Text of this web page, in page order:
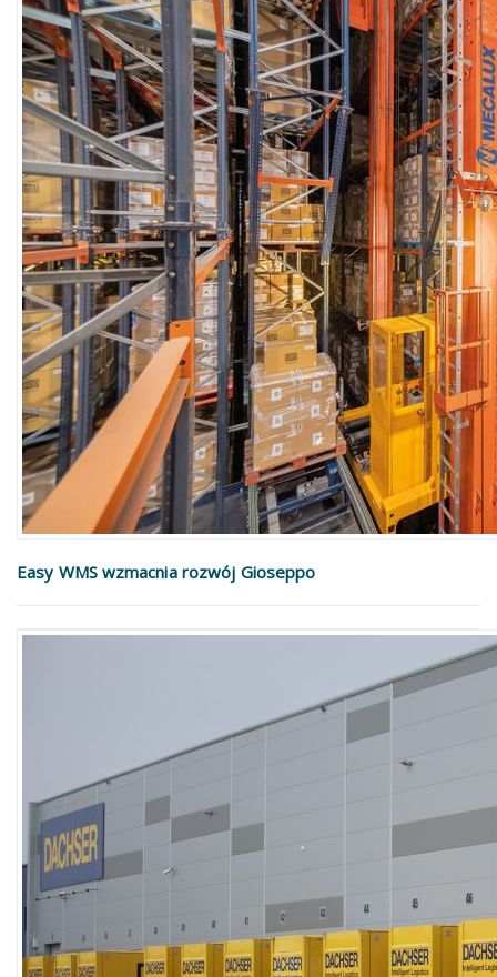
Easy WMS wzmacnia rozwój Gioseppo